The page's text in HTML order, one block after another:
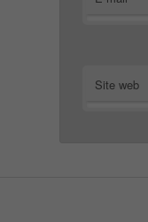
Site web